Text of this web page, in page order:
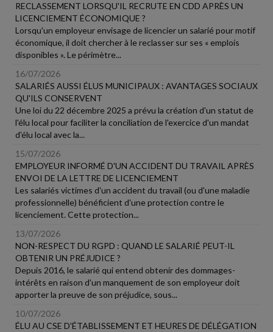
RECLASSEMENT LORSQU'IL RECRUTE EN CDD APRÈS UN
LICENCIEMENT ÉCONOMIQUE ?
Lorsqu'un employeur envisage de licencier un salarié pour motif
économique, il doit chercher à le reclasser sur ses « emplois
disponibles ». Le périmètre...
16/07/2026
SALARIÉS AUSSI ÉLUS MUNICIPAUX : AVANTAGES SOCIAUX
QU'ILS CONSERVENT
Une loi du 22 décembre 2025 a prévu la création d'un statut de
l'élu local pour faciliter la conciliation de l'exercice d'un mandat
d'élu local avec la...
15/07/2026
EMPLOYEUR INFORMÉ D'UN ACCIDENT DU TRAVAIL APRÈS
ENVOI DE LA LETTRE DE LICENCIEMENT
Les salariés victimes d'un accident du travail (ou d'une maladie
professionnelle) bénéficient d'une protection contre le
licenciement. Cette protection...
13/07/2026
NON-RESPECT DU RGPD : QUAND LE SALARIÉ PEUT-IL
OBTENIR UN PRÉJUDICE ?
Depuis 2016, le salarié qui entend obtenir des dommages-
intérêts en raison d'un manquement de son employeur doit
apporter la preuve de son préjudice, sous...
10/07/2026
ÉLU AU CSE D'ÉTABLISSEMENT ET HEURES DE DÉLÉGATION